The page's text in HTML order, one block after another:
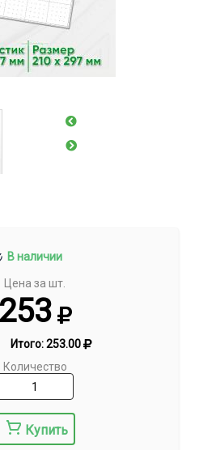
В наличии
Цена за шт.
253
Итого:253.00
Количество
Купить